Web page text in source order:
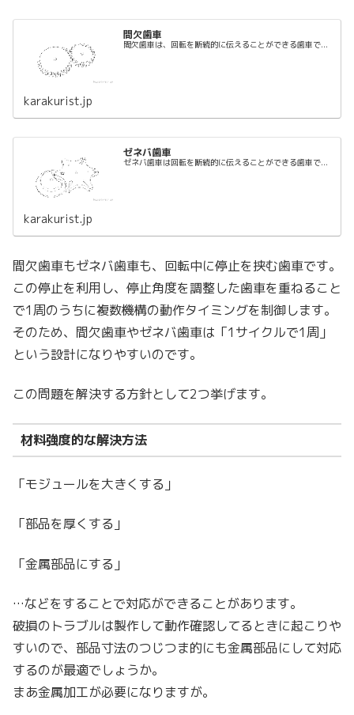
間欠歯車
間欠歯車は、回転を断続的に伝えることができる歯車で...
karakurist.jp
ゼネバ歯車
ゼネバ歯車は回転を断続的に伝えることができる歯車で...
karakurist.jp
間欠歯車もゼネバ歯車も、回転中に停止を挟む歯車です。
この停止を利用し、停止角度を調整した歯車を重ねること
で1周のうちに複数機構の動作タイミングを制御します。
そのため、間欠歯車やゼネバ歯車は「1サイクルで1周」
という設計になりやすいのです。
この問題を解決する方針として2つ挙げます。
材料強度的な解決方法
「モジュールを大きくする」
「部品を厚くする」
「金属部品にする」
…などをすることで対応ができることがあります。
破損のトラブルは製作して動作確認してるときに起こりや
すいので、部品寸法のつじつま的にも金属部品にして対応
するのが最適でしょうか。
まあ金属加工が必要になりますが。